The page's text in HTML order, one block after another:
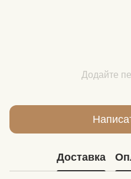
Додайте
Доставка